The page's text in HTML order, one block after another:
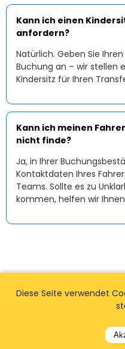
Kann ich einen
anfordern?
Natürlich. Geben Sie
Buchung an – wir stellen
Kindersitz für Ihren
Kann ich meinen
nicht finde?
Ja, in Ihrer
Kontaktdaten Ihres
Teams. Sollte es zu
kommen, helfen wir
Diese Seite verwendet